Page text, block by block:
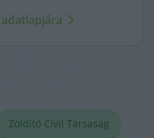
egyszerre jelennek
Zöldítő Civil Társaság